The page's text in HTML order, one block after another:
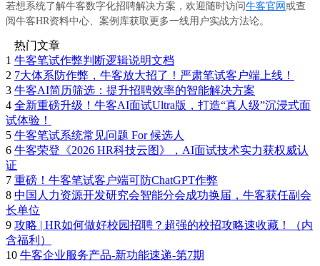
若想系统了解牛客数字化招聘解决方案，欢迎随时访问牛客官网 或查
阅牛客HR资料中心、案例库获取更多一线用户实战方法论。
热门文章
1 牛客笔试作弊判断逻辑说明文档
2 7大体系防作弊，牛客放大招了！严肃笔试客户端上线！
3 牛客AI简历筛选：提升招聘效率的智能解决方案
4 全新重磅升级！牛客AI面试Ultra版，打造“真人级”沉浸式面
试体验！
5 牛客笔试系统常见问题 For 候选人
6 牛客荣登《2026 HR科技云图》，AI面试技术实力获权威认
证
7 重磅！牛客笔试客户端可防ChatGPT作弊
8 中国人力资源开发研究会智能分会成功换届，牛客获任副会
长单位
9 攻略 | HR如何做好校园招聘？超强的校招攻略速收藏！（内
含福利）
10 牛客企业服务产品-新功能速递-第7期